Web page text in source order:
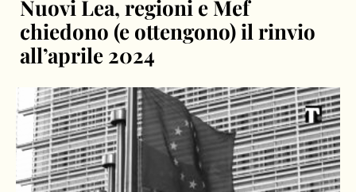
Nuovi Lea, regioni e Mef
chiedono (e ottengono) il rinvio
all’aprile 2024